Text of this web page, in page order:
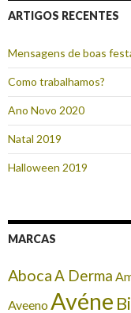
ARTIGOS RECENTES
Mensagens de boas
Como trabalhamos?
Ano Novo 2020
Natal 2019
Halloween 2019
MARCAS
AbocaA Derma
Aveeno Avéne